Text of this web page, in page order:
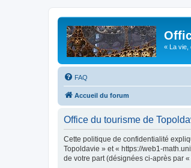
« La vie,
FAQ
Accueil du forum
Office du tourisme de
Cette politique de confidentialité
Topoldavie » et « https://web1-
de votre part (désignées ci-après par «